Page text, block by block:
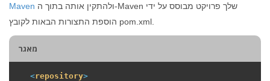
Maven
הוספת התצורות הבאות לקובץ pom.xml.
מאגר
<repository>